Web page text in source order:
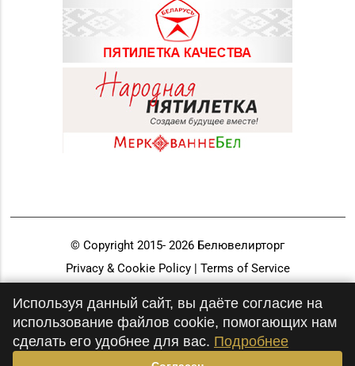
© Copyright 2015- 2026 Белювелирторг
Privacy & Cookie Policy | Terms of Service
Используя данный сайт, вы даёте согласие на
использование файлов cookie, помогающих нам
сделать его удобнее для вас. Подробнее